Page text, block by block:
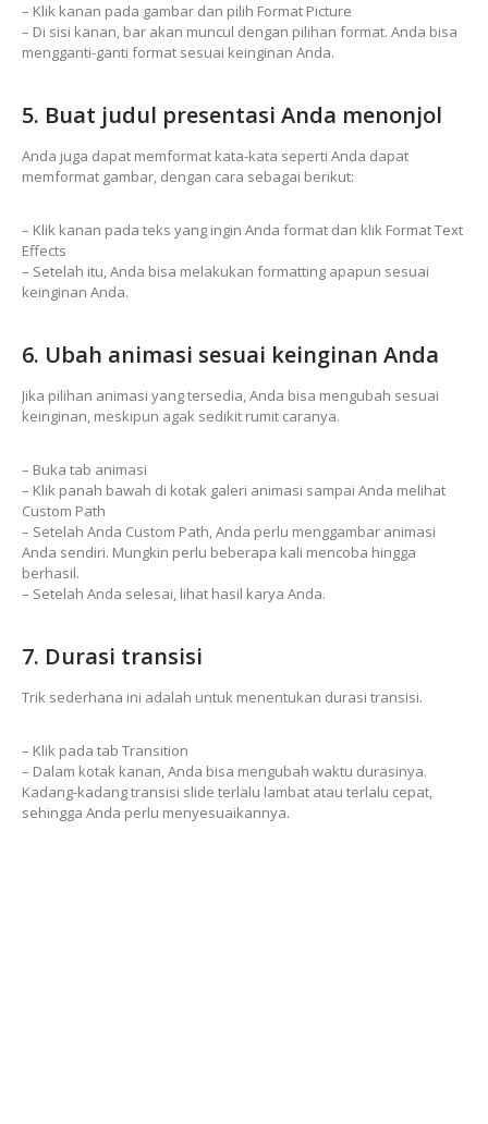
– Klik kanan pada gambar dan pilih Format Picture
– Di sisi kanan, bar akan muncul dengan pilihan format. Anda bisa
mengganti-ganti format sesuai keinginan Anda.
5. Buat judul presentasi Anda menonjol
Anda juga dapat memformat kata-kata seperti Anda dapat
memformat gambar, dengan cara sebagai berikut:
– Klik kanan pada teks yang ingin Anda format dan klik Format Text
Effects
– Setelah itu, Anda bisa melakukan formatting apapun sesuai
keinginan Anda.
6. Ubah animasi sesuai keinginan Anda
Jika pilihan animasi yang tersedia, Anda bisa mengubah sesuai
keinginan, meskipun agak sedikit rumit caranya.
– Buka tab animasi
– Klik panah bawah di kotak galeri animasi sampai Anda melihat
Custom Path
– Setelah Anda Custom Path, Anda perlu menggambar animasi
Anda sendiri. Mungkin perlu beberapa kali mencoba hingga
berhasil.
– Setelah Anda selesai, lihat hasil karya Anda.
7. Durasi transisi
Trik sederhana ini adalah untuk menentukan durasi transisi.
– Klik pada tab Transition
– Dalam kotak kanan, Anda bisa mengubah waktu durasinya.
Kadang-kadang transisi slide terlalu lambat atau terlalu cepat,
sehingga Anda perlu menyesuaikannya.